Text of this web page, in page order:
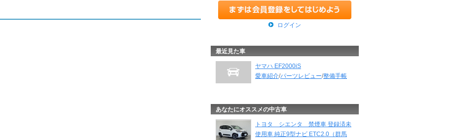
ログイン
最近見た車
ヤマハ EF2000iS
愛車紹介/パーツレビュー/整備手帳
あなたにオススメの中古車
トヨタ シエンタ 禁煙車 登録済未
使用車 純正9型ナビ ETC2.0（群馬